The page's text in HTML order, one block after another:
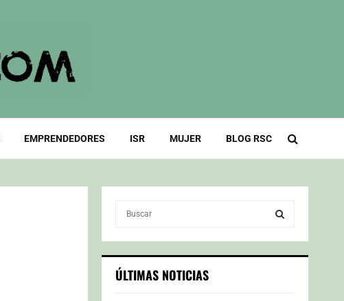
EMPRENDEDORES ISR MUJER BLOG RSC
c
h
S
ÚLTIMAS NOTICIAS